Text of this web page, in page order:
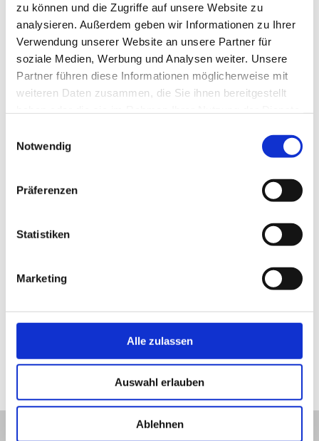
zu können und die Zugriffe auf unsere Website zu
analysieren. Außerdem geben wir Informationen zu Ihrer
Verwendung unserer Website an unsere Partner für
soziale Medien, Werbung und Analysen weiter. Unsere
Partner führen diese Informationen möglicherweise mit
weiteren Daten zusammen, die Sie ihnen bereitgestellt
Notwendig
Präferenzen
Statistiken
Marketing
Alle zulassen
Auswahl erlauben
Ablehnen
zurückvor
Lage und Umgebung